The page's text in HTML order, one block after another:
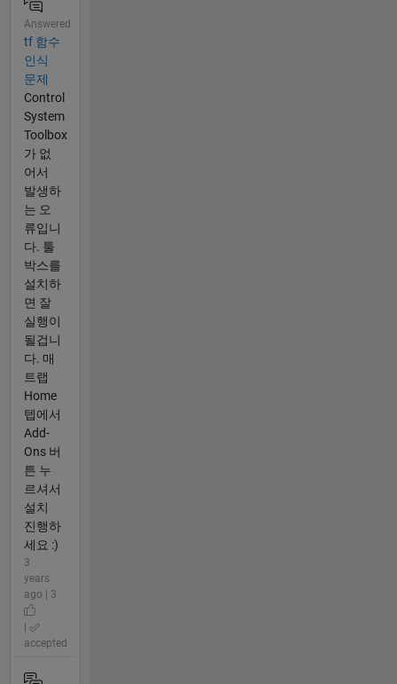
Answered
tf 함수
인식
문제
Control
System
Toolbox
가 없
어서
발생하
는 오
류입니
다. 툴
박스를
설치하
면 잘
실행이
될겁니
다. 매
트랩
Home
텝에서
Add-
Ons 버
튼 누
르셔서
설치
진행하
세요 :)
3
years
ago | 3
accepted